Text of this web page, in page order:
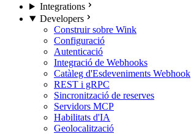
Integrations
Developers
Construir sobre Wink
Configuració
Autenticació
Integració de Webhooks
Catàleg d'Esdeveniments Webhook
REST i gRPC
Sincronització de reserves
Servidors MCP
Habilitats d'IA
Geolocalització